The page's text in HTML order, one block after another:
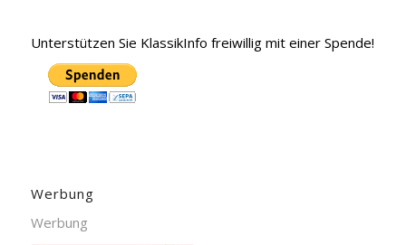
Unterstützen Sie KlassikInfo freiwillig mit einer Spende!
Werbung
Werbung